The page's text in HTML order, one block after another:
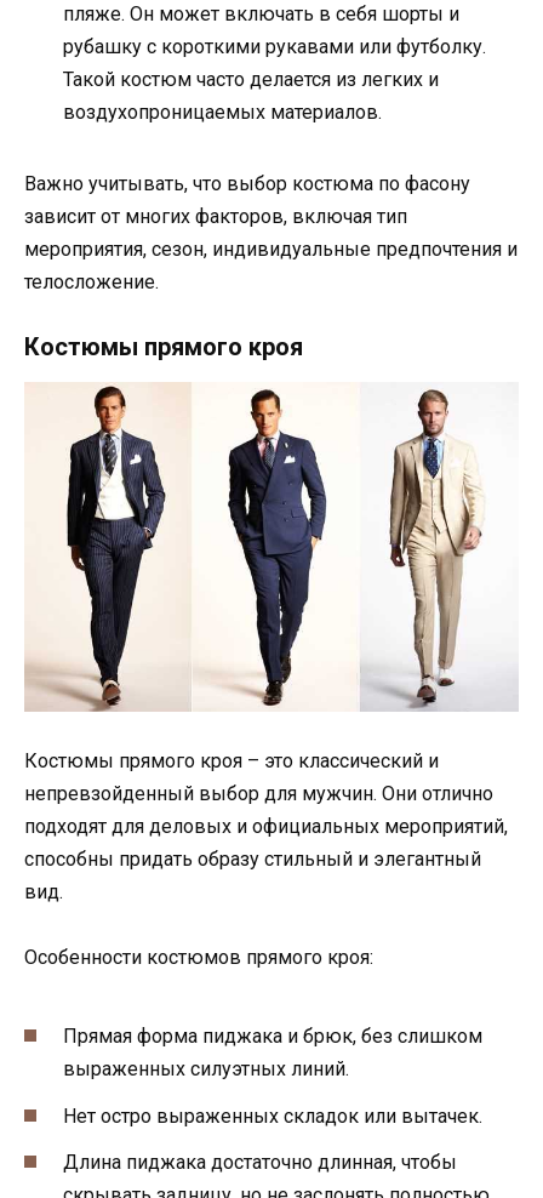
пляже. Он может включать в себя шорты и
рубашку с короткими рукавами или футболку.
Такой костюм часто делается из легких и
воздухопроницаемых материалов.
Важно учитывать, что выбор костюма по фасону
зависит от многих факторов, включая тип
мероприятия, сезон, индивидуальные предпочтения и
телосложение.
Костюмы прямого кроя
Костюмы прямого кроя – это классический и
непревзойденный выбор для мужчин. Они отлично
подходят для деловых и официальных мероприятий,
способны придать образу стильный и элегантный
вид.
Особенности костюмов прямого кроя:
Прямая форма пиджака и брюк, без слишком
выраженных силуэтных линий.
Нет остро выраженных складок или вытачек.
Длина пиджака достаточно длинная, чтобы